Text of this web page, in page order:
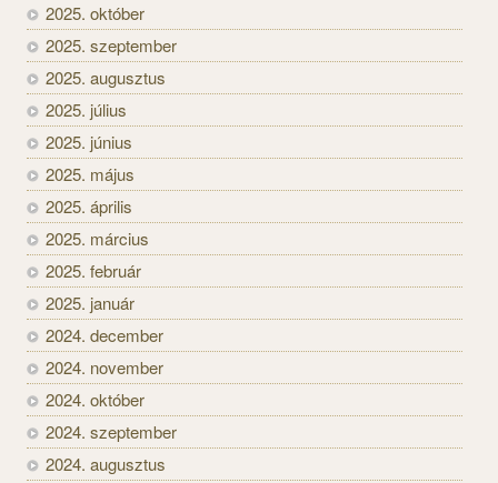
2025. október
2025. szeptember
2025. augusztus
2025. július
2025. június
2025. május
2025. április
2025. március
2025. február
2025. január
2024. december
2024. november
2024. október
2024. szeptember
2024. augusztus